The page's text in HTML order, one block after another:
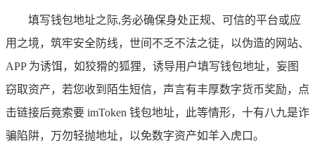
填写钱包地址之际,务必确保身处正规、可信的平台或应
用之境，筑牢安全防线，世间不乏不法之徒，以伪造的网站、
APP 为诱饵，如狡猾的狐狸，诱导用户填写钱包地址，妄图
窃取资产，若您收到陌生短信，声言有丰厚数字货币奖励，点
击链接后竟索要 imToken 钱包地址，此等情形，十有八九是诈
骗陷阱，万勿轻抛地址，以免数字资产如羊入虎口。